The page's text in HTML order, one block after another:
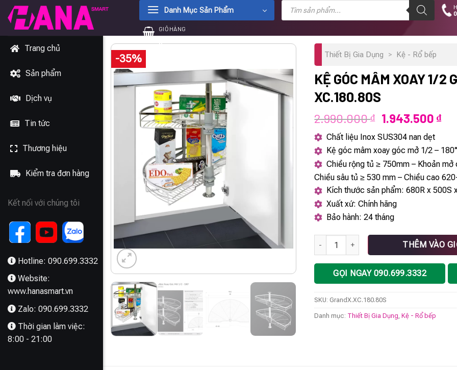
Chuyển
đến
dung
Danh Mục Sản Phẩm
Tìm
kiếm
phẩm
GIỎ HÀNG
0₫
Trang chủ
Sản phẩm
Dịch vụ
Tin tức
Thương hiệu
Kiểm tra đơn hàng
Kết nối với chúng tôi
Hotline: 090.699.3332
Website:
www.hanasmart.vn
Zalo: 090.699.3332
Thời gian làm việc:
8:00 - 21:00
-35% Thiết Bị Gia Dụng > Kệ - Rổ bếp
KỆ GÓC MÂM XOAY 1/2
XC.180.80S
2.990.000₫
Giá
gốc
là:
2.990.000 ₫.
1.943.500 ₫
là:
Chất liệu Inox SUS304 nan dẹt
Kệ góc mâm xoay góc mở 1/2 –
Chiều rộng tủ ≥ 750mm – Khoản mở
Chiều sâu tủ ≥ 530 mm – Chiều cao
Kích thước sản phẩm: 680R x 500S
Xuất xứ: Chính hãng
Bảo hành: 24 tháng
Kệ góc mâm xoay 1/2 GrandX XC.180.80S
THÊM VÀO
GỌI NGAY 090.699.3332
SKU:GrandX.XC.180.80S
Danh mục: Thiết Bị Gia Dụng,Kệ - Rổ bếp